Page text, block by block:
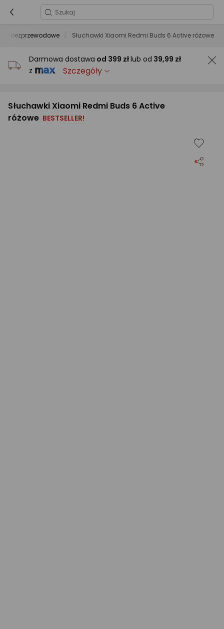
bezprzewodowe Słuchawki Xiaomi Redmi Buds 6 Active różowe
Darmowa dostawa od 399 złlub od 39,99 zł
z
Szczegóły
Słuchawki Xiaomi Redmi Buds 6 Active
różowe BESTSELLER!